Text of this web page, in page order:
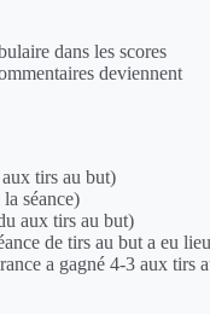
dans les scores
deviennent
tirs au but)
séance)
aux tirs au but)
de tirs au but a eu
a gagné 4-3 aux tirs